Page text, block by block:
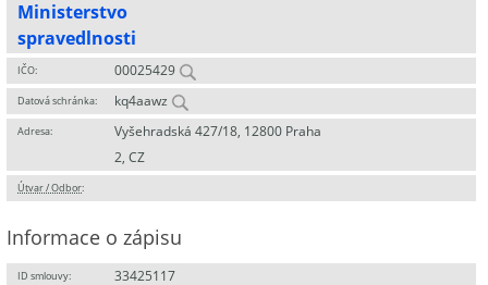
Ministerstvo
spravedlnosti
IČO: 00025429
Datová schránka: kq4aawz
Adresa:
Vyšehradská 427/18, 12800 Praha
2, CZ
Útvar / Odbor:
Informace o zápisu
ID smlouvy: 33425117